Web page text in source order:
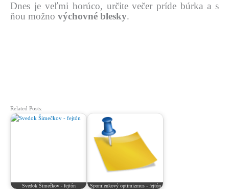
Dnes je veľmi horúco, určite večer príde búrka a s
ňou možno výchovné blesky.
Related Posts:
Svedok Šimečkov - fejtón Spomienkový optimizmus - fejtón